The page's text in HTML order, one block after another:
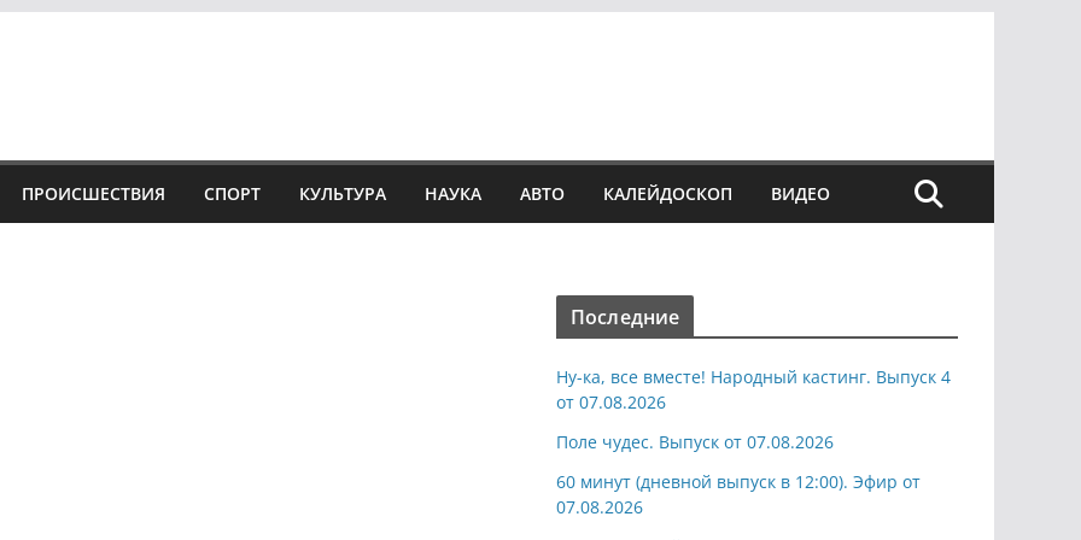
ПРОИСШЕСТВИЯ СПОРТ КУЛЬТУРА НАУКА АВТО КАЛЕЙДОСКОП ВИДЕО
Последние
Ну-ка, все вместе! Народный кастинг. Выпуск 4
от 07.08.2026
Поле чудес. Выпуск от 07.08.2026
60 минут (дневной выпуск в 12:00). Эфир от
07.08.2026